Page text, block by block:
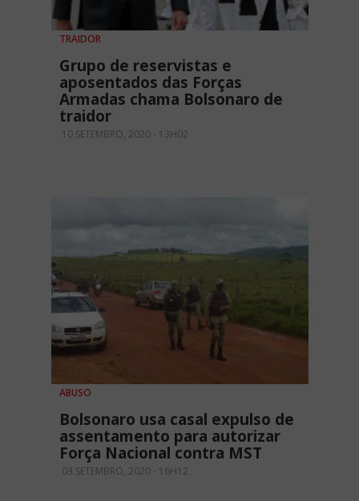
TRAIDOR
Grupo de reservistas e
aposentados das Forças
Armadas chama Bolsonaro de
traidor
10 SETEMBRO, 2020 - 13H02
ABUSO
Bolsonaro usa casal expulso de
assentamento para autorizar
Força Nacional contra MST
03 SETEMBRO, 2020 - 16H12